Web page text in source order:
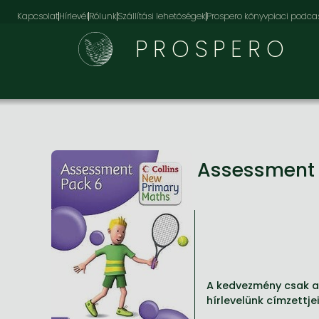
KapcsolatHírlevélRólunkSzállítási lehetőségekProspero könyvpiaci
PROSPERO
Assessment
A kedvezmény csak
hírlevelünk